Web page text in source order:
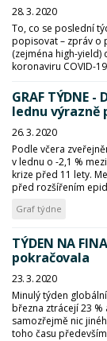
28. 3. 2020
To, co se poslední
popisovat – zpráv o
(zejména high-
koronaviru COVID-
GRAF TÝDNE
lednu výrazně
26. 3. 2020
Podle včera
v lednu o -2,1 %
krize před 11 lety.
před rozšířením
Graf týdne
TÝDEN NA
pokračovala
23. 3. 2020
Minulý týden
března ztrácejí 23 %
samozřejmě nic
toho času především